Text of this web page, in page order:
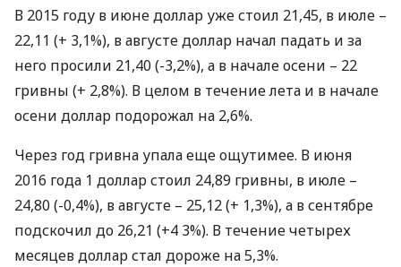
В 2015 году в июне доллар уже стоил 21,45, в июле –
22,11 (+ 3,1%), в августе доллар начал падать и за
него просили 21,40 (-3,2%), а в начале осени – 22
гривны (+ 2,8%). В целом в течение лета и в начале
осени доллар подорожал на 2,6%.
Через год гривна упала еще ощутимее. В июня
2016 года 1 доллар стоил 24,89 гривны, в июле –
24,80 (-0,4%), в августе – 25,12 (+ 1,3%), а в сентябре
подскочил до 26,21 (+4 3%). В течение четырех
месяцев доллар стал дороже на 5,3%.